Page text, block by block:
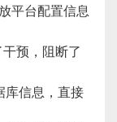
平台配置信息
预，阻断了
库信息，直接